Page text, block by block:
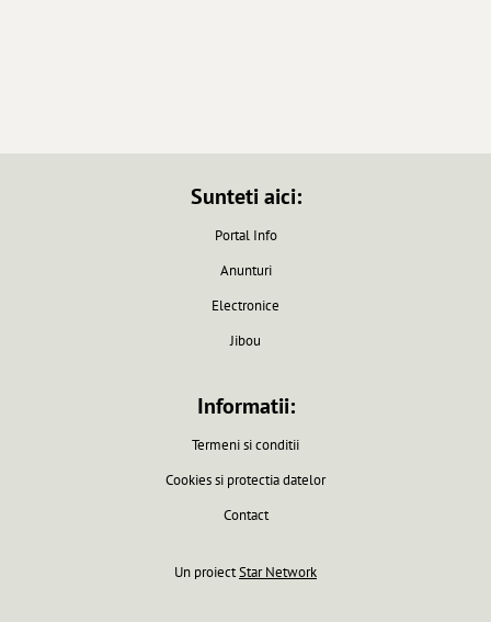
Sunteti aici:
Portal Info
Anunturi
Electronice
Jibou
Informatii:
Termeni si conditii
Cookies si protectia datelor
Contact
Un proiectStar Network